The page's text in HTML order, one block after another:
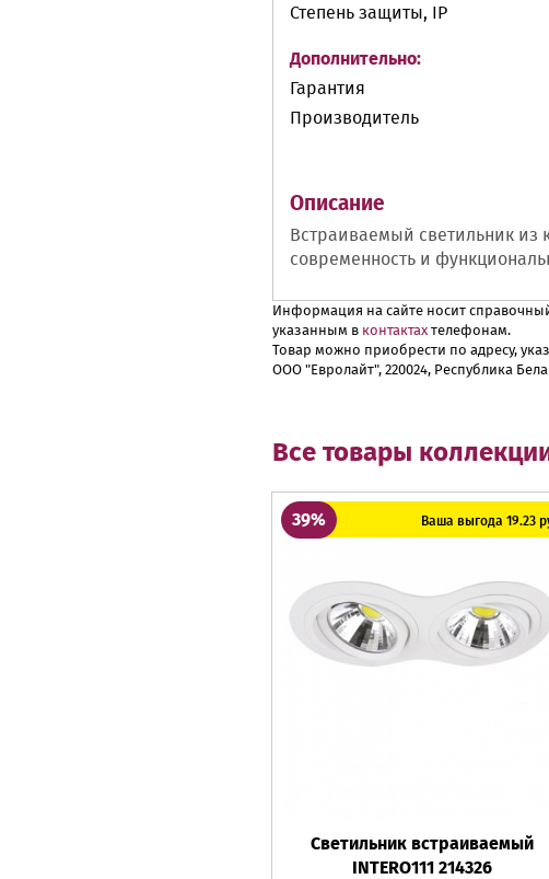
Степень защиты, IP
Дополнительно:
Гарантия
Производитель
Описание
Встраиваемый светильник из
современность и
Информация на сайте носит
указанным в контактах телефонам.
Товар можно приобрести по адресу,
ООО "Евролайт", 220024, Республика
Все товары
39% Ваша выгода 19.23
Светильник встраиваемый
INTERO111 214326